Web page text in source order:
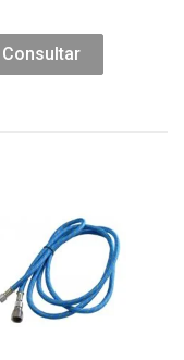
Consultar